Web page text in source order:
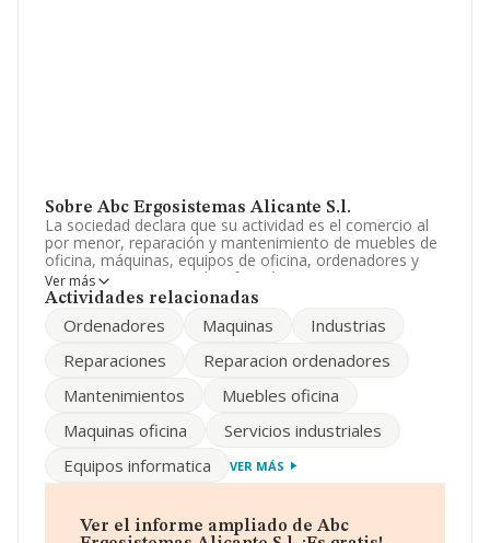
Sobre Abc Ergosistemas Alicante S.l.
La sociedad declara que su actividad es el comercio al
por menor, reparación y mantenimiento de muebles de
oficina, máquinas, equipos de oficina, ordenadores y
equipos y programas de informática. La empresa es una
Sociedad Limitada. Su CNAE corresponde a 4755 con
mercados exteriores.
Para comunicarse con sus oficinas, el número de
B53271193, está situada en Calle Mariano Benlliure
Comunidad Valenciana.
sobre 25.538 compañías, a nivel nacional la facturación
Ver más
Actividades relacionadas
Ordenadores Maquinas
Industrias
Reparaciones
Reparacion ordenadores
Mantenimientos
Muebles oficina
Maquinas oficina
Servicios industriales
Equipos informatica
VER MÁS
Ver el informe ampliado de Abc